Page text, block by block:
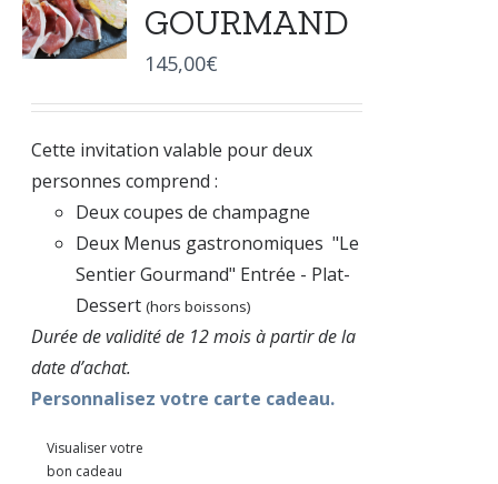
GOURMAND
145,00€
Cette invitation valable pour deux
personnes comprend :
Deux coupes de champagne
Deux Menus gastronomiques "Le
Sentier Gourmand" Entrée - Plat-
Dessert(hors boissons)
Durée de validité de 12 mois à partir de la
date d’achat.
Personnalisez votre carte cadeau.
Visualiser votre
bon cadeau